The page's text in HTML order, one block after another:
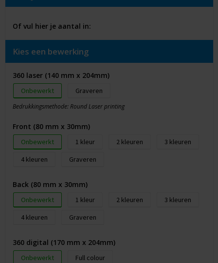
Of vul hier je aantal in:
Kies een bewerking
360 laser (140 mm x 204mm)
Onbewerkt Graveren
Bedrukkingsmethode: Round Laser printing
Front (80 mm x 30mm)
Onbewerkt 1 2
3
4
Graveren
Back (80 mm x 30mm)
Onbewerkt 1 2
3
4
Graveren
360 digital (170 mm x 204mm)
Onbewerkt Full colour